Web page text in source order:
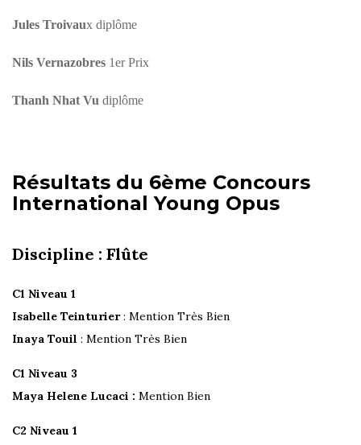
Jules Troivaux diplôme
Nils Vernazobres 1er Prix
Thanh Nhat Vu diplôme
Résultats du 6ème Concours
International Young Opus
Discipline : Flûte
C1 Niveau 1
Isabelle Teinturier: Mention Très Bien
Inaya Touil : Mention Très Bien
C1 Niveau 3
Maya Helene Lucaci : Mention Bien
C2 Niveau 1